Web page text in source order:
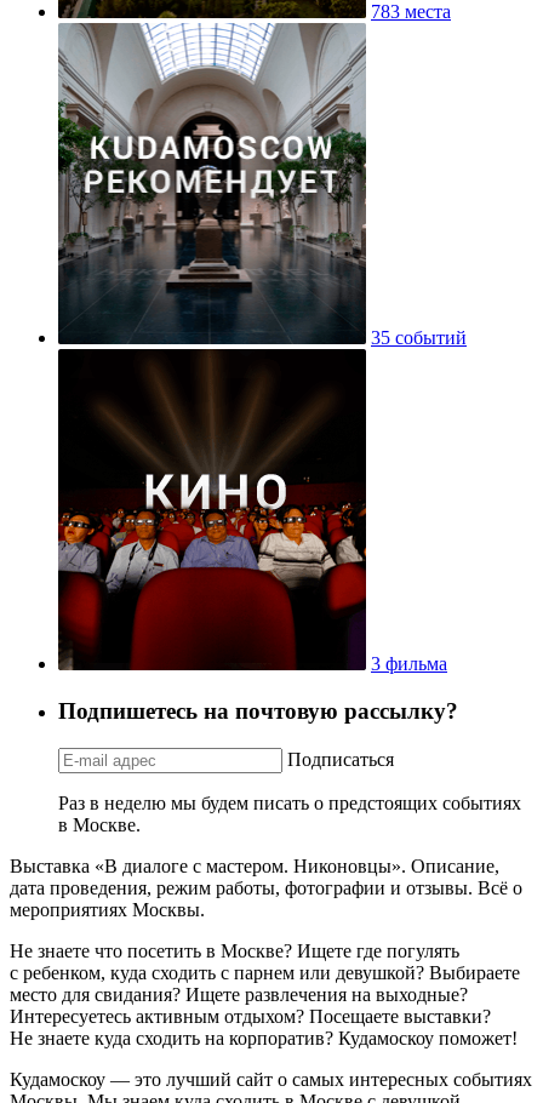
783 места
35 событий
3 фильма
Подпишетесь на почтовую рассылку?
Подписаться
Раз в неделю мы будем писать о предстоящих событиях
в Москве.
Выставка «В диалоге с мастером. Никоновцы». Описание,
дата проведения, режим работы, фотографии и отзывы. Всё о
мероприятиях Москвы.
Не знаете что посетить в Москве? Ищете где погулять
с ребенком, куда сходить с парнем или девушкой? Выбираете
место для свидания? Ищете развлечения на выходные?
Интересуетесь активным отдыхом? Посещаете выставки?
Не знаете куда сходить на корпоратив? Кудамоскоу поможет!
Кудамоскоу — это лучший сайт о самых интересных событиях